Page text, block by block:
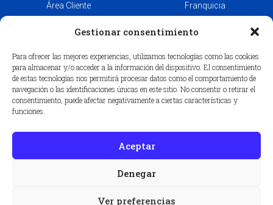
Gestionar consentimiento
Para ofrecer las mejores experiencias, utilizamos tecnologías como las cookies
para almacenar y/o acceder a la información del dispositivo. El consentimiento
de estas tecnologías nos permitirá procesar datos como el comportamiento de
navegación o las identificaciones únicas en este sitio. No consentir o retirar el
consentimiento, puede afectar negativamente a ciertas características y
funciones.
Aceptar
Denegar
Ver preferencias
Área Cliente
Política de cookies
Franquicia
Contactar
Correduría de seguros en Santa Cruz de Tenerife
Carta de nombramiento de Corredor de Seguros